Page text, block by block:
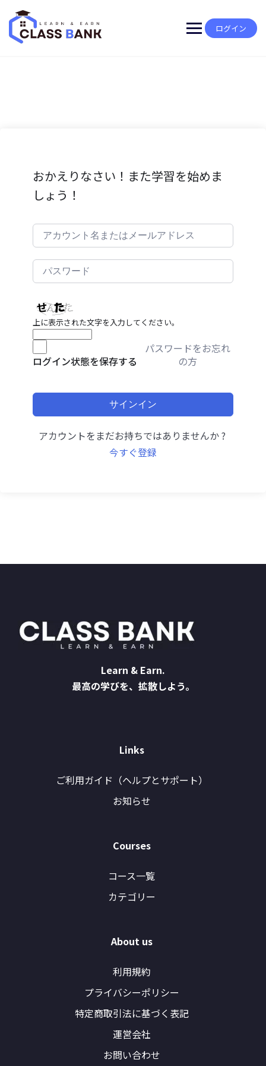
content
ログイン
おかえりなさい！また学習を始めま
しょう！
上に表示された文字を入力してください。
ログイン状態を保存する
パスワードをお忘れ
の方
サインイン
アカウントをまだお持ちではありませんか ?
今すぐ登録
Learn & Earn.
最高の学びを、拡散しよう。
Links
ご利用ガイド（ヘルプとサポート）
お知らせ
Courses
コース一覧
カテゴリー
About us
利用規約
プライバシーポリシー
特定商取引法に基づく表記
運営会社
お問い合わせ